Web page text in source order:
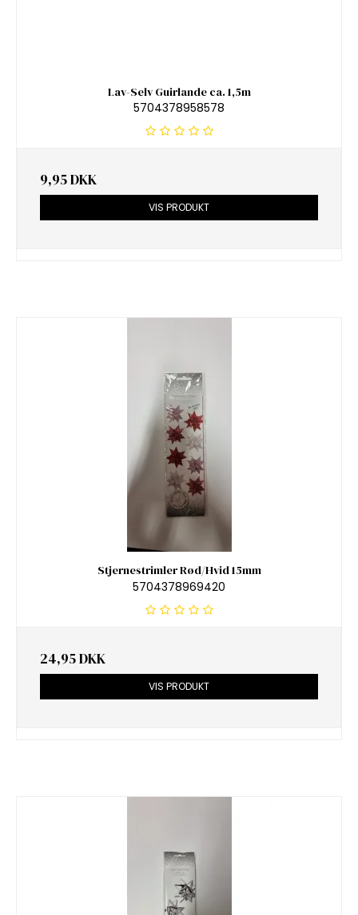
Lav-Selv Guirlande ca. 1,5m
5704378958578
9,95 DKK
VIS PRODUKT
Stjernestrimler Rød/Hvid 15mm
5704378969420
24,95 DKK
VIS PRODUKT